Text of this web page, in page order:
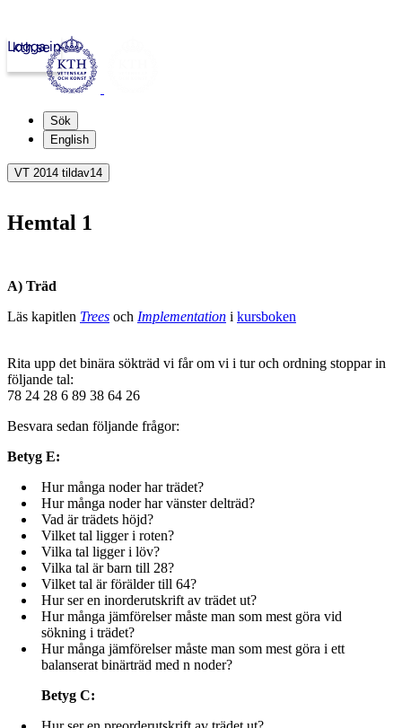
kth.se
Logga in
Sök
English
VT 2014 tildav14
Hemtal 1
A) Träd
Läs kapitlen Trees och Implementation i kursboken
Rita upp det binära sökträd vi får om vi i tur och ordning stoppar in
följande tal:
78 24 28 6 89 38 64 26
Besvara sedan följande frågor:
Betyg E:
Hur många noder har trädet?
Hur många noder har vänster delträd?
Vad är trädets höjd?
Vilket tal ligger i roten?
Vilka tal ligger i löv?
Vilka tal är barn till 28?
Vilket tal är förälder till 64?
Hur ser en inorderutskrift av trädet ut?
Hur många jämförelser måste man som mest göra vid
sökning i trädet?
Hur många jämförelser måste man som mest göra i ett
balanserat binärträd med n noder?
Betyg C: